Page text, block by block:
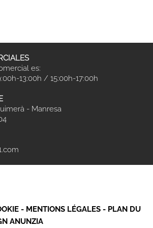
es:
13:00h / 15:00h-17:00h
- Manresa
- MENTIONS LÉGALES - PLAN DU
ANUNZIA